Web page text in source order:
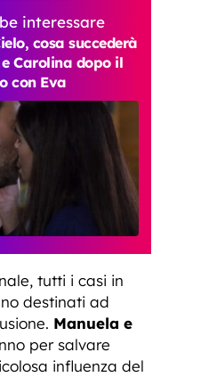
interessare
cosa succederà
Carolina dopo il
con Eva
tutti i casi in
destinati ad
Manuela e
per salvare
influenza del